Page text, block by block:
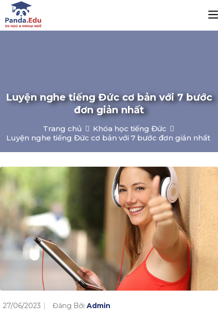
Luyện nghe tiếng Đức cơ bản với 7 bước
đơn giản nhất
Trang chủ
Khóa học tiếng Đức
Luyện nghe tiếng Đức cơ bản với 7 bước đơn giản nhất
27/06/2023 Đăng Bởi Admin